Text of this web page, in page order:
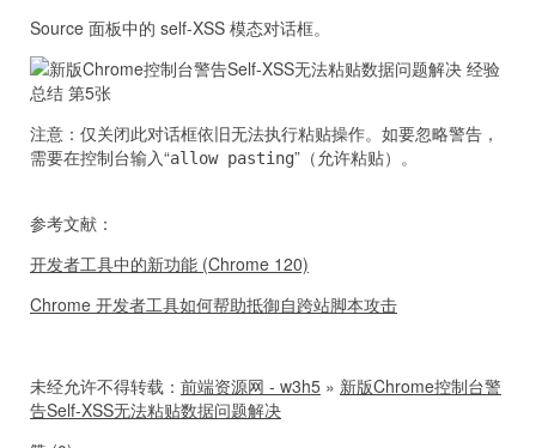
Source 面板中的 self-XSS 模态对话框。
注意：仅关闭此对话框依旧无法执行粘贴操作。如要忽略警告，
需要在控制台输入“allow pasting”（允许粘贴）。
参考文献：
开发者工具中的新功能 (Chrome 120)
Chrome 开发者工具如何帮助抵御自跨站脚本攻击
未经允许不得转载： 前端资源网 - w3h5 » 新版Chrome控制台警
告Self-XSS无法粘贴数据问题解决